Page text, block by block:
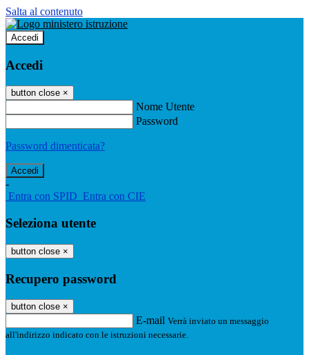
Salta al contenuto
Accedi
Accedi
button close ×
Nome Utente
Password
Password dimenticata?
-
Entra con SPID Entra con CIE
Seleziona utente
button close ×
Recupero password
button close ×
E-mail Verrà inviato un messaggio
all'indirizzo indicato con le istruzioni necessarie.